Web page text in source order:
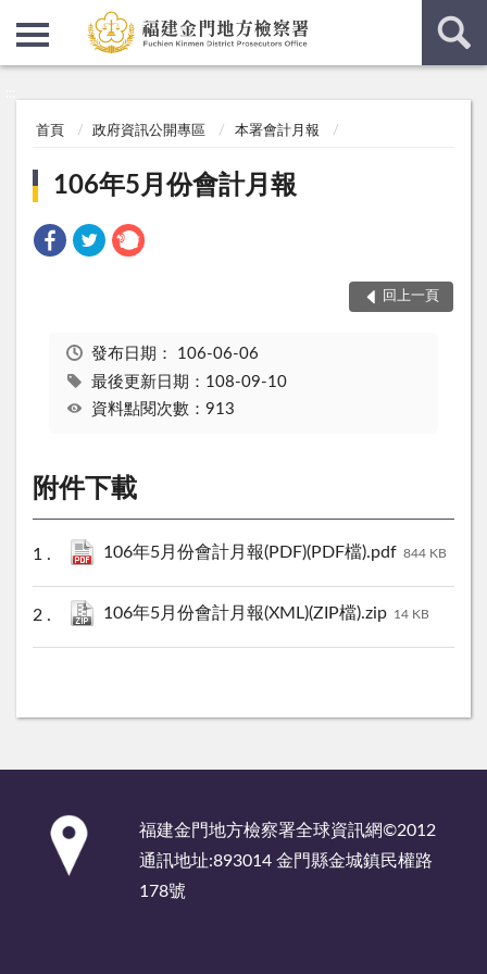
首頁 政府資訊公開專區 本署會計月報
106年5月份會計月報
回上一頁
發布日期： 106-06-06
最後更新日期：108-09-10
資料點閱次數：913
附件下載
106年5月份會計月報(PDF)(PDF檔).pdf 844 KB
106年5月份會計月報(XML)(ZIP檔).zip 14 KB
福建金門地方檢察署全球資訊網©2012
通訊地址:893014 金門縣金城鎮民權路
178號